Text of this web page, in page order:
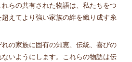
らの共有された物語は、私たちをつ
えてより強い家族の絆を織り成す糸
の家族に固有の知恵、伝統、喜びの
いようにします。これらの物語は伝